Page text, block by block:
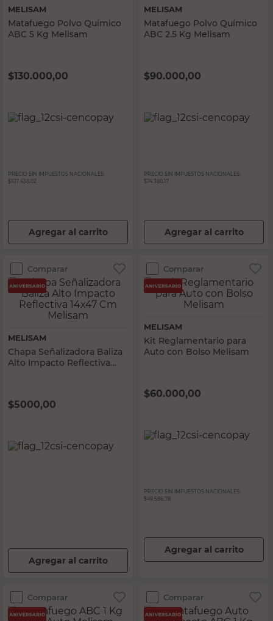
MELISAM
Matafuego Polvo Químico
ABC 5 Kg Melisam
$130.000,00
PRECIO SIN IMPUESTOS NACIONALES:
$107.438,02
Agregar al carrito
MELISAM
Matafuego Polvo Químico
ABC 2.5 Kg Melisam
$90.000,00
PRECIO SIN IMPUESTOS NACIONALES:
$74.380,17
Agregar al carrito
Comparar
MELISAM
Chapa Señalizadora Baliza
Alto Impacto Reflectiva
$5000,00
Agregar al carrito
Comparar
MELISAM
Kit Reglamentario para
Auto con Bolso Melisam
$60.000,00
PRECIO SIN IMPUESTOS NACIONALES:
$49.586,78
Agregar al carrito
Comparar Comparar